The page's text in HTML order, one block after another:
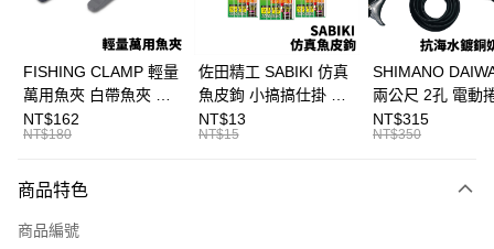
上海商業儲蓄銀行
台北富邦商業銀行
國泰世華商業銀行
兆豐國際商業銀行
台中商業銀行
匯豐（台灣）商業銀行
華泰商業銀行
聯邦商業銀行
遠東國際商業銀行
元大商業銀行
台灣樂天信用卡公司
Apple Pay
悠遊付
大哥付你分期
【大哥付你分期使用說明】
2.付款方式選擇「大哥付你分期」，訂單成立後會自動跳轉到大哥付的交易
相關說明
FISHING CLAMP 輕量
萬用魚夾 白帶魚夾 船
釣魚夾 可單手操作
T1090
NT$162
NT$180
佐田精工 SABIKI 仿真
魚皮鉤 小搞搞仕掛 船
NT$13
NT$15
SHIMANO
兩公尺 2孔 電動
奶瓶電源線 奶瓶
線 T998
NT$315
NT$350
商品特色
商品編號